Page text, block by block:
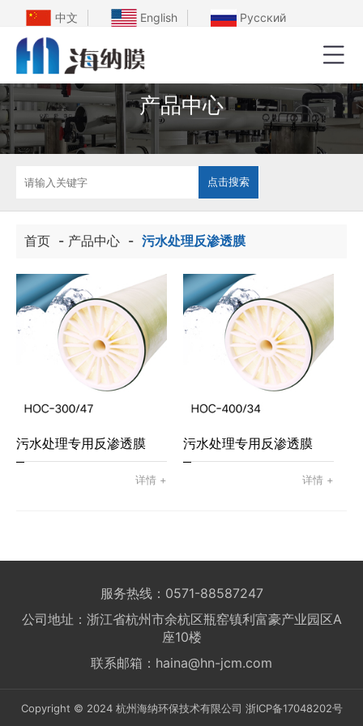
中文 English Русский
产品中心
首页 - 产品中心 - 污水处理反渗透膜
污水处理专用反渗透膜
详情 +
污水处理专用反渗透膜
详情 +
服务热线：0571-88587247
公司地址：浙江省杭州市余杭区瓶窑镇利富豪产业园区A
座10楼
联系邮箱：haina@hn-jcm.com
Copyright © 2024 杭州海纳环保技术有限公司 浙ICP备17048202号